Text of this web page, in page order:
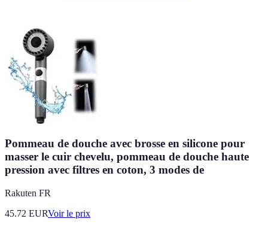
Pommeau de douche avec brosse en silicone pour
masser le cuir chevelu, pommeau de douche haute
pression avec filtres en coton, 3 modes de
Rakuten FR
45.72 EURVoir le prix